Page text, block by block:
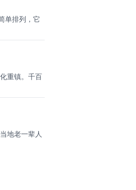
单排列，它
重镇。千百
地老一辈人